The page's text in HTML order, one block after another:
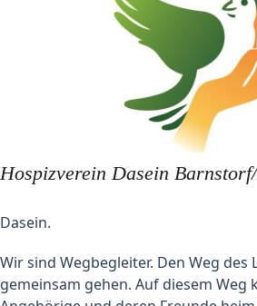
Hospizverein Dasein
Dasein.
Wir sind Wegbegleiter. Den Weg des
gemeinsam gehen. Auf diesem Weg